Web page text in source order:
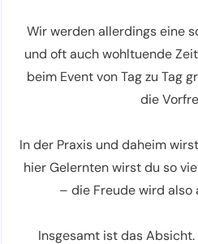
Wir werden allerdings eine
und oft auch wohltuende
beim Event von Tag zu Tag
die
In der Praxis und daheim
hier Gelernten wirst du so
– die Freude wird also
Insgesamt ist das